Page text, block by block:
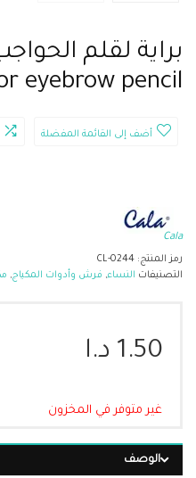
eyebrow pencil
أضف إلى القائمة المفضلة
Cala
رمز المنتج: CL-0244
التصنيفات النساء, فرش وأدوات المكياج,
1.50 د.ا
غير متوفر في المخزون
الوصف